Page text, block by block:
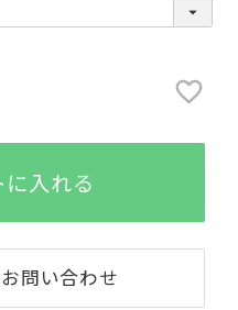
に入れる
問い合わせ